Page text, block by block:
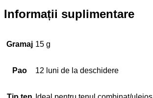
Informații suplimentare
Gramaj 15 g
Pao 12 luni de la deschidere